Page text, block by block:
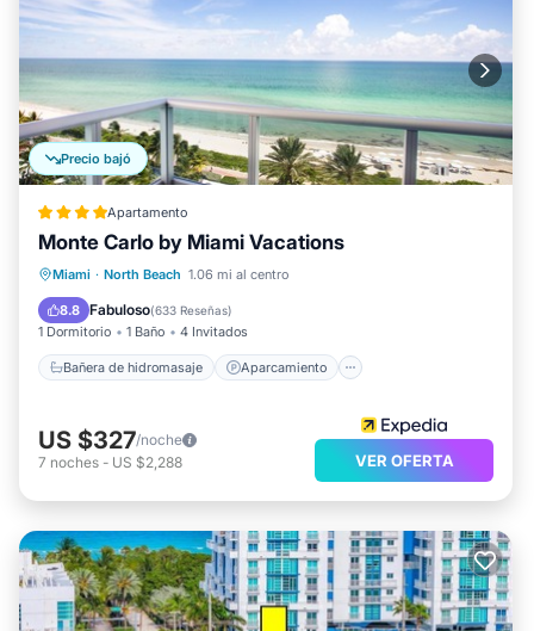
Precio bajó
Apartamento
Monte Carlo by Miami Vacations
Miami · North Beach 1.06 mi al centro
8.8 Fabuloso(633 Reseñas)
1 Dormitorio 1 Baño 4 Invitados
Bañera de hidromasaje Aparcamiento
Bañera de hidromasaje
Piscina
Spa
US $327/noche
7 noches - US $2,288 VER OFERTA